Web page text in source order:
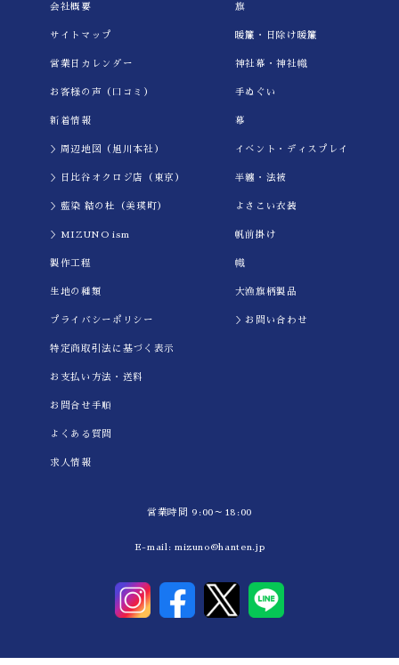
会社概要
サイトマップ
営業日カレンダー
お客様の声（口コミ）
新着情報
＞周辺地図（旭川本社）
＞日比谷オクロジ店（東京）
＞藍染 結の杜（美瑛町）
＞MIZUNO ism
製作工程
生地の種類
プライバシーポリシー
特定商取引法に基づく表示
お支払い方法・送料
お問合せ手順
よくある質問
求人情報
旗
暖簾・日除け暖簾
神社幕・神社幟
手ぬぐい
幕
イべント・ディスプレイ
半纏・法被
よさこい衣装
帆前掛け
幟
大漁旗柄製品
＞お問い合わせ
営業時間 9:00～18:00
E-mail: mizuno@hanten.jp